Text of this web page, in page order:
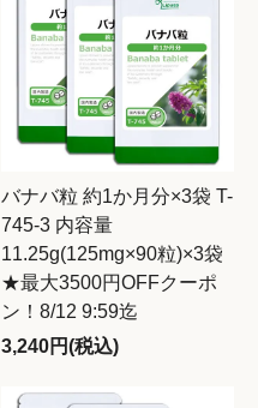
バナバ粒 約1か月分×3袋 T-
745-3 内容量
11.25g(125mg×90粒)×3袋
★最大3500円OFFクーポ
ン！8/12 9:59迄
3,240円(税込)